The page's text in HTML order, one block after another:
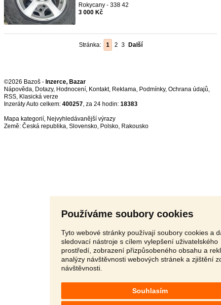
Používáme soubory cookies
Tyto webové stránky používají soubory cookies a
sledovací nástroje s cílem vylepšení uživatelského
prostředí, zobrazení přizpůsobeného obsahu a
analýzy návštěvnosti webových stránek a zjištění
návštěvnosti.
Souhlasím
Rokycany - 338 42
3 000 Kč
Stránka: 1 2 3 Další
©2026 Bazoš - Inzerce, Bazar
Nápověda, Dotazy, Hodnocení, Kontakt, Reklama, Podmínky, Ochrana údajů,
RSS,
Inzeráty Auto celkem: 400257, za 24 hodin: 18383
Mapa kategorií, Nejvyhledávanější výrazy
Země: Česká republika, Slovensko, Polsko, Rakousko